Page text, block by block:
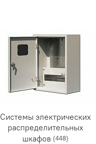
Системы электрических
распределительных
шкафов (448)